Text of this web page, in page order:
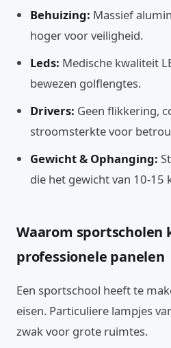
Behuizing: Massief
hoger voor veiligheid.
Leds: Medische kwaliteit
bewezen golflengtes.
Drivers: Geen flikkering,
stroomsterkte voor
Gewicht & Ophanging:
die het gewicht van 10-15
Waarom sportscholen
professionele panelen
Een sportschool heeft te
eisen. Particuliere lampjes
zwak voor grote ruimtes.